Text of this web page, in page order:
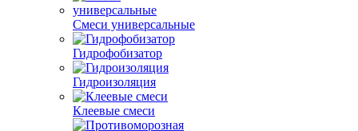
Смеси универсальные
Гидрофобизатор
Гидроизоляция
Клеевые смеси